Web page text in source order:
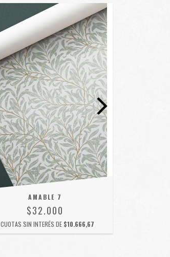
AMABLE 7
$32.000
CUOTAS SIN INTERÉS DE $10.666,67